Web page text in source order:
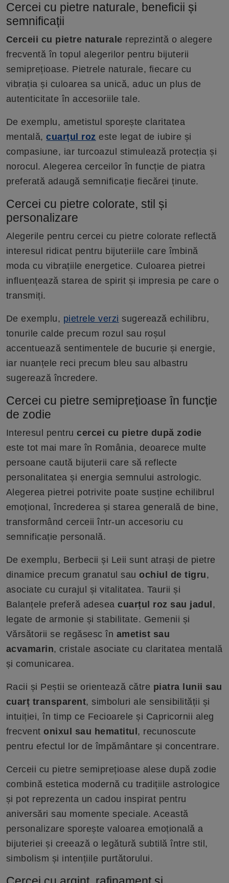
Cercei cu pietre naturale, beneficii și
semnificații
Cerceii cu pietre naturale reprezintă o alegere
frecventă în topul alegerilor pentru bijuterii
semiprețioase. Pietrele naturale, fiecare cu
vibrația și culoarea sa unică, aduc un plus de
autenticitate în accesoriile tale.
De exemplu, ametistul sporește claritatea
mentală,cuarțul roz este legat de iubire și
compasiune, iar turcoazul stimulează protecția și
norocul. Alegerea cerceilor în funcție de piatra
preferată adaugă semnificație fiecărei ținute.
Cercei cu pietre colorate, stil și
personalizare
Alegerile pentru cercei cu pietre colorate reflectă
interesul ridicat pentru bijuteriile care îmbină
moda cu vibrațiile energetice. Culoarea pietrei
influențează starea de spirit și impresia pe care o
transmiți.
De exemplu, pietrele verzi sugerează echilibru,
tonurile calde precum rozul sau roșul
accentuează sentimentele de bucurie și energie,
iar nuanțele reci precum bleu sau albastru
sugerează încredere.
Cercei cu pietre semiprețioase în funcție
de zodie
Interesul pentrucercei cu pietre după zodie
este tot mai mare în România, deoarece multe
persoane caută bijuterii care să reflecte
personalitatea și energia semnului astrologic.
Alegerea pietrei potrivite poate susține echilibrul
emoțional, încrederea și starea generală de bine,
transformând cerceii într-un accesoriu cu
semnificație personală.
De exemplu, Berbecii și Leii sunt atrași de pietre
dinamice precum granatul sauochiul de tigru,
asociate cu curajul și vitalitatea. Taurii și
Balanțele preferă adeseacuarțul roz sau jadul ,
legate de armonie și stabilitate. Gemenii și
Vărsătorii se regăsesc în ametist sau
acvamarin, cristale asociate cu claritatea mentală
și comunicarea.
Racii și Peștii se orientează către piatra lunii sau
cuarț transparent, simboluri ale sensibilității și
intuiției, în timp ce Fecioarele și Capricornii aleg
frecventonixul sau hematitul , recunoscute
pentru efectul lor de împământare și concentrare.
Cerceii cu pietre semiprețioase alese după zodie
combină estetica modernă cu tradițiile astrologice
și pot reprezenta un cadou inspirat pentru
aniversări sau momente speciale. Această
personalizare sporește valoarea emoțională a
bijuteriei și creează o legătură subtilă între stil,
simbolism și intențiile purtătorului.